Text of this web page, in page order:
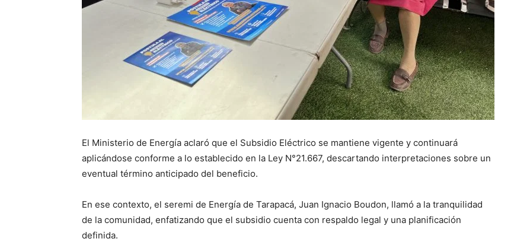
El Ministerio de Energía aclaró que el Subsidio Eléctrico se mantiene vigente y continuará
aplicándose conforme a lo establecido en la Ley N°21.667, descartando interpretaciones sobre un
eventual término anticipado del beneficio.
En ese contexto, el seremi de Energía de Tarapacá, Juan Ignacio Boudon, llamó a la tranquilidad
de la comunidad, enfatizando que el subsidio cuenta con respaldo legal y una planificación
definida.